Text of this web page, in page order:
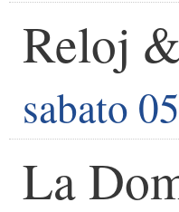
Reloj
sabato
La